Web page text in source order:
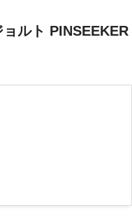
ルト PINSEEKER